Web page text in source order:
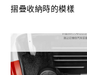
摺疊收納時的模樣